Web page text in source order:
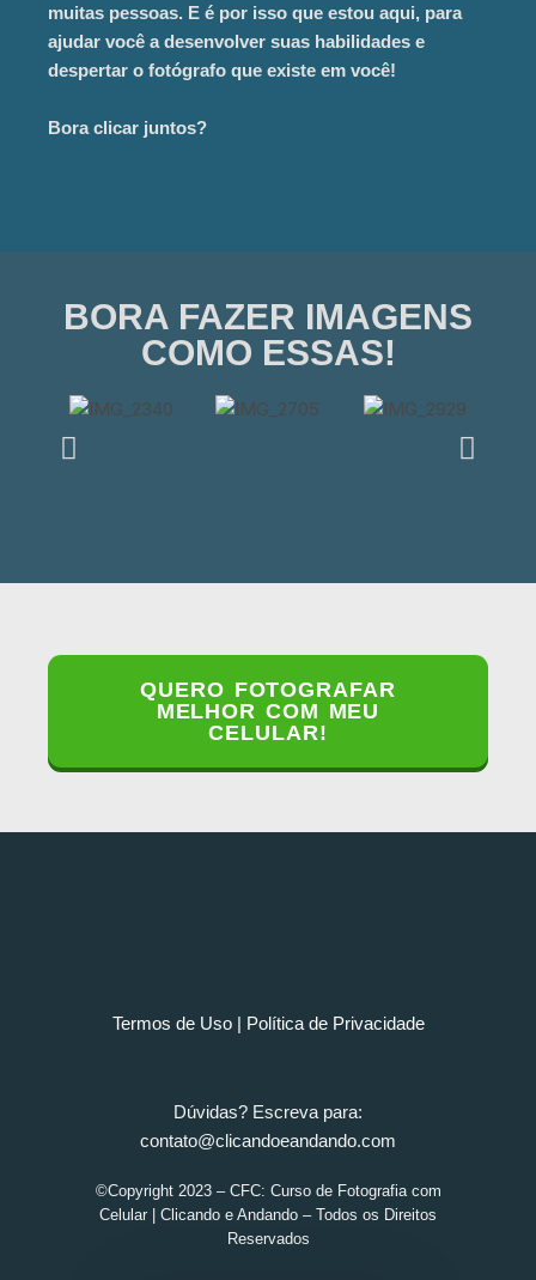
muitas pessoas. E é por isso que estou aqui, para
ajudar você a desenvolver suas habilidades e
despertar o fotógrafo que existe em você!
Bora clicar juntos?
BORA FAZER IMAGENS
COMO ESSAS!
QUERO FOTOGRAFAR
MELHOR COM MEU
CELULAR!
Termos de Uso| Política de Privacidade
Dúvidas? Escreva para:
contato@clicandoeandando.com
©Copyright 2023 – CFC: Curso de Fotografia com
Celular | Clicando e Andando – Todos os Direitos
Reservados